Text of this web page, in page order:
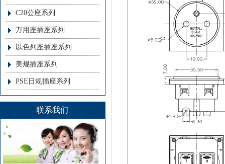
C20公座系列
万用座插座系列
以色列座插座系列
美规插座系列
PSE日规插座系列
联系我们